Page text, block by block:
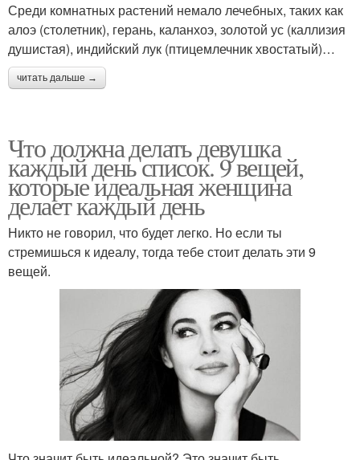
Среди комнатных растений немало лечебных, таких как
алоэ (столетник), герань, каланхоэ, золотой ус (каллизия
душистая), индийский лук (птицемлечник хвостатый)…
читать дальше →
Что должна делать девушка
каждый день список. 9 вещей,
которые идеальная женщина
делает каждый день
Никто не говорил, что будет легко. Но если ты
стремишься к идеалу, тогда тебе стоит делать эти 9
вещей.